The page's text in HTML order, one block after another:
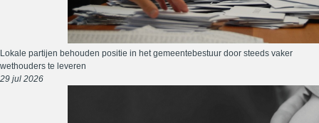
Lokale partijen behouden positie in het gemeentebestuur door steeds vaker
wethouders te leveren
29 jul 2026